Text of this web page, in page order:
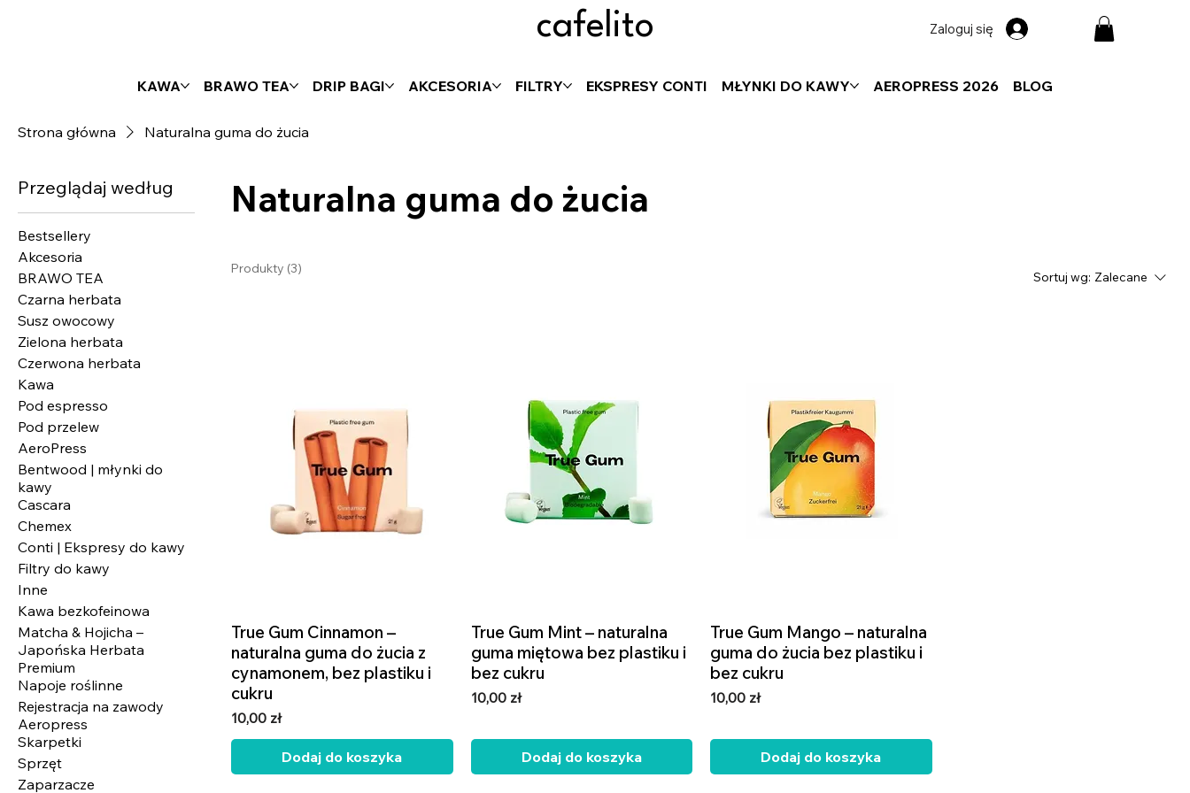
Zaloguj się
cafelito
Strona główna Naturalna guma do żucia
Przeglądaj według
Bestsellery
Akcesoria
BRAWO TEA
Czarna herbata
Susz owocowy
Zielona herbata
Czerwona herbata
Kawa
Pod espresso
Pod przelew
AeroPress
Bentwood | młynki do
kawy
Cascara
Chemex
Conti | Ekspresy do kawy
Filtry do kawy
Inne
Kawa bezkofeinowa
Matcha & Hojicha –
Japońska Herbata
Premium
Napoje roślinne
Rejestracja na zawody
Aeropress
Skarpetki
Sprzęt
Zaparzacze
Naturalna guma do żucia
Produkty (3)
Sortuj wg: Zalecane
Podgląd
True Gum Cinnamon –
naturalna guma do żucia z
cynamonem, bez plastiku i
cukru
Cena
10,00 zł
Dodaj do koszyka
Podgląd
True Gum Mint – naturalna
guma miętowa bez plastiku i
bez cukru
Cena
10,00 zł
Dodaj do koszyka
Podgląd
True Gum Mango – naturalna
guma do żucia bez plastiku i
bez cukru
Cena
10,00 zł
Dodaj do koszyka
KAWA BRAWO TEA DRIP BAGI AKCESORIA FILTRY EKSPRESY CONTI MŁYNKI DO KAWY AEROPRESS 2026 BLOG